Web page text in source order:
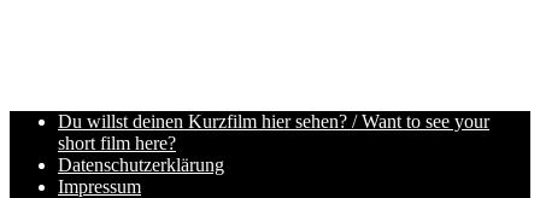
Du willst deinen Kurzfilm hier sehen? / Want to see your
short film here?
Datenschutzerklärung
Impressum